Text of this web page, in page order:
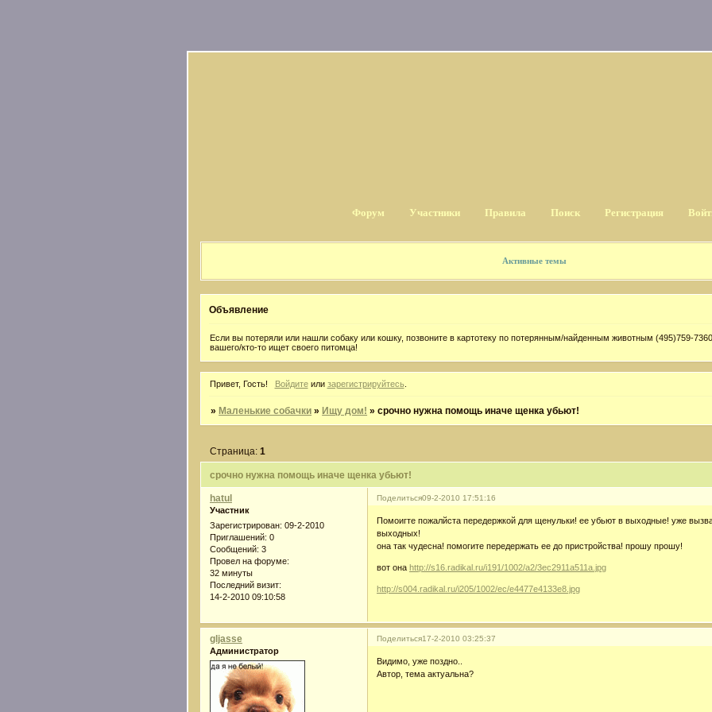
Форум Участники Правила Поиск Регистрация
Активные темы
Объявление
Если вы потеряли или нашли собаку или кошку, позвоните в картотеку по потерянным/найденным животным (495)759-
вашего/кто-то ищет своего питомца!
Привет, Гость! Войдитеили зарегистрируйтесь
» Маленькие собачки » Ищу дом! »срочно нужна помощь иначе щенка убьют!
срочно нужна помощь иначе щенка убьют!
Страница:1
Поделиться09-2-2010 17:51:16
hatul
Участник
Зарегистрирован: 09-2-2010
Приглашений: 0
Сообщений: 3
Провел на форуме:
32 минуты
Последний визит:
14-2-2010 09:10:58
Помоигте пожалйста передержкой для щенульки! ее убьют в выходные! уже
выходных!
она так чудесна! помогите передержать ее до пристройства! прошу прошу!
вот онаhttp://s16.radikal.ru/i191/1002/a2/3ec2911a511a.jpg
http://s004.radikal.ru/i205/1002/ec/e4477e4133e8.jpg
Поделиться17-2-2010 03:25:37
gljasse
Администратор
Видимо, уже поздно..
Автор, тема актуальна?